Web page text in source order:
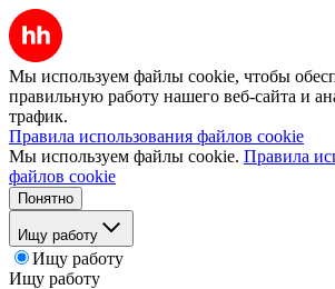
Мы используем файлы cookie, чтобы
правильную работу нашего веб-сайта и
трафик.
Правила использования файлов cookie
Мы используем файлы cookie. Правила
файлов cookie
Понятно
Ищу работу
Ищу работу
Ищу работу